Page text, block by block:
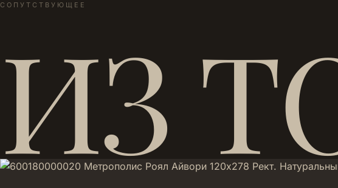
СОПУТСТВУЮЩЕЕ
ИЗ